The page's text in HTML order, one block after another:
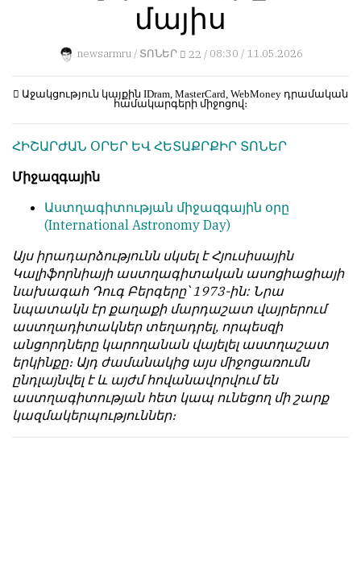
материалы
независимо
мыслящих.
Сайт
обновляется
с
большим
трудом,
но
с
душой.
Редакция
не
չի
խոթում
նյութերի
մեջ,
կրճատում
մտքերի
խմբագրում
չի
կատարում։
Խմբագրության
կարծիքը
հեղինակների
կարծիքի
հետ
համակարծիք
լինելը
պարտադիր
պայման
մայիս
newsarmru / ՏՈՆԵՐ 22 / 08:30 / 11.05.2026
Աջակցություն կայքին IDram, MasterCard, WebMoney դրամական
համակարգերի միջոցով։
ՀԻՇԱՐԺԱՆ ՕՐԵՐ ԵՎ ՀԵՏԱՔՐՔԻՐ ՏՈՆԵՐ
Միջազգային
Աստղագիտության միջազգային օրը
(International Astronomy Day)
Այս իրադարձությունն սկսել է Հյուսիսային
Կալիֆորնիայի աստղագիտական ասոցիացիայի
նախագահ Դուգ Բերգերը՝ 1973-ին: Նրա
նպատակն էր քաղաքի մարդաշատ վայրերում
աստղադիտակներ տեղադրել, որպեսզի
անցորդները կարողանան վայելել աստղաշատ
երկինքը։ Այդ ժամանակից այս միջոցառումն
ընդլայնվել է և այժմ հովանավորվում են
աստղագիտության հետ կապ ունեցող մի շարք
կազմակերպություններ։